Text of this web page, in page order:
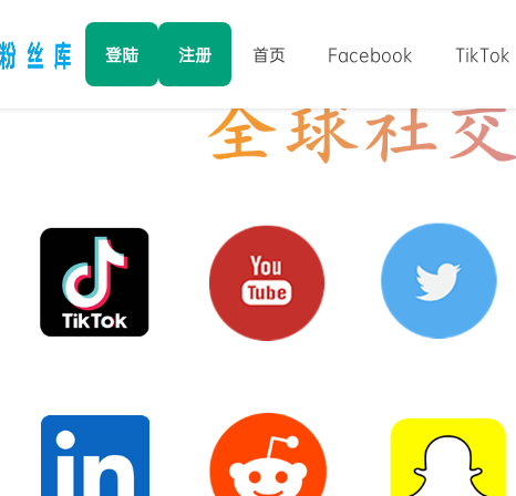
登陆 注册 首页 Facebook TikTok